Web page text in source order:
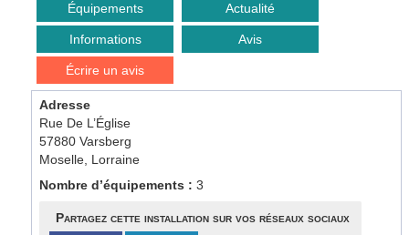
Équipements Actualité
Informations Avis
Écrire un avis
Adresse
Rue De L’Église
57880 Varsberg
Moselle, Lorraine
Nombre d’équipements :3
Partagez cette installation sur vos réseaux sociaux